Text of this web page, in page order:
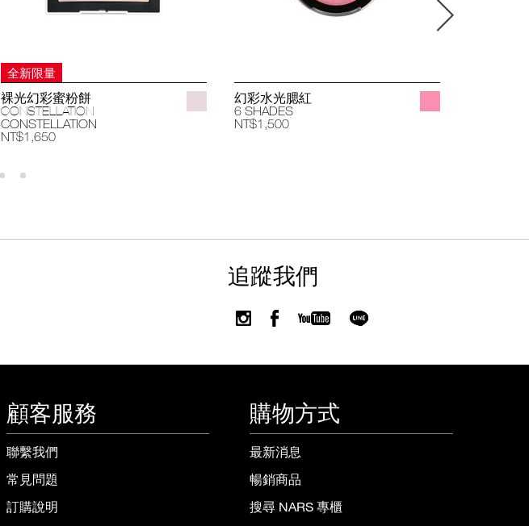
全新限量
裸光幻彩蜜粉餅
CONSTELLATION
CONSTELLATION
NT$1,650
幻彩水光腮紅
6 SHADES
NT$1,500
追蹤我們
顧客服務
聯繫我們
常見問題
訂購說明
購物方式
最新消息
暢銷商品
搜尋 NARS 專櫃